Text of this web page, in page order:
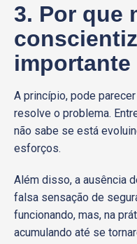
3. Por que
importante
A princípio, pode
resolve o problema.
não sabe se está
esforços.
Além disso, a ausência
falsa sensação de
funcionando, mas, na
acumulando até se